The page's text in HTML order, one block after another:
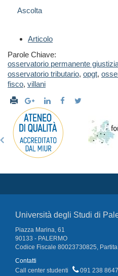
Ascolta
Articolo
Parole Chiave:
osservatorio permanente
osservatorio tributario, opgt,
fisco, villani
Università degli Studi di
Piazza Marina, 61
90133 - PALERMO
Codice Fiscale 80023730825,
Contatti
Call center studenti
091 238